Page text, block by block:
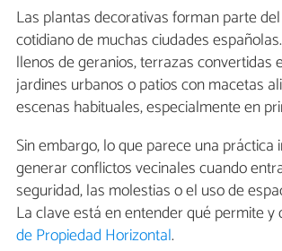
Las plantas decorativas forman parte
cotidiano de muchas ciudades
llenos de geranios, terrazas convertidas
jardines urbanos o patios con macetas
escenas habituales, especialmente en
Sin embargo, lo que parece una práctica
generar conflictos vecinales cuando
seguridad, las molestias o el uso de
La clave está en entender qué permite y
de Propiedad Horizontal.